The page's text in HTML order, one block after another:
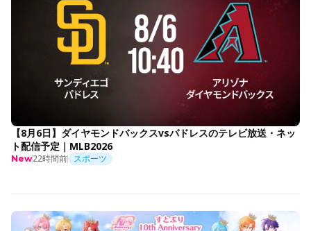
【8月6日】ダイヤモンドバックスvsパドレスのテレビ放送・ネッ
ト配信予定｜MLB2026
New22時間前 スポーツ